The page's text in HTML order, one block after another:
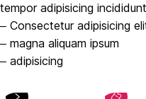
tempor adipisicing
– Consectetur adipisicing
– magna aliquam ipsum
– adipisicing